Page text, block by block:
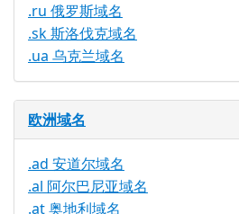
.ru 俄罗斯域名
.sk 斯洛伐克域名
.ua 乌克兰域名
欧洲域名
.ad 安道尔域名
.al 阿尔巴尼亚域名
.at 奥地利域名